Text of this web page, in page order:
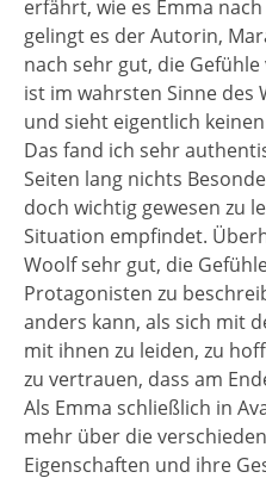
erfährt, wie es Emma
gelingt es der Autorin,
nach sehr gut, die
ist im wahrsten Sinne des
und sieht eigentlich
Das fand ich sehr
Seiten lang nichts
doch wichtig gewesen zu
Situation empfindet.
Woolf sehr gut, die
Protagonisten zu
anders kann, als sich mit
mit ihnen zu leiden, zu
zu vertrauen, dass am
Als Emma schließlich in
mehr über die
Eigenschaften und ihre